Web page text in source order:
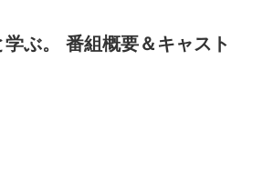
ぶ。 番組概要＆キャスト